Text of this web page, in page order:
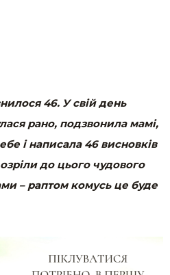
46. У свій день
рано, подзвонила мамі,
і написала 46 висновків
до цього чудового
– раптом комусь це буде